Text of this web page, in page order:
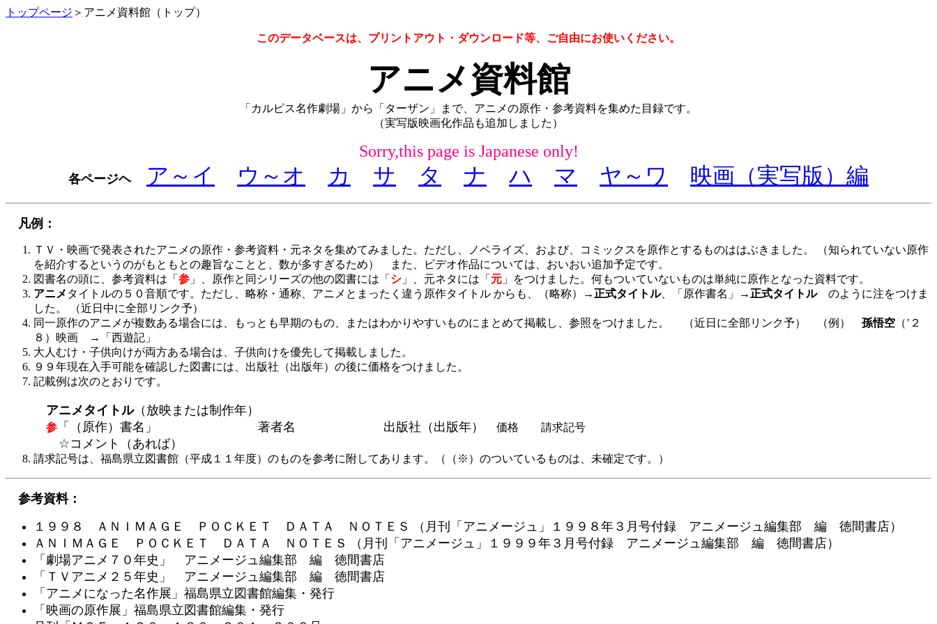
トップページ ＞アニメ資料館（トップ）
このデータベースは、プリントアウト・ダウンロード等、ご自由にお使いください。
アニメ資料館
「カルピス名作劇場」から「ターザン」まで、アニメの原作・参考資料を集めた目録です。
（実写版映画化作品も追加しました）
Sorry,this page is Japanese only!
各ページヘ ア～イ ウ～オ カ サ タ ナ ハ マ ヤ～ワ 映画（実写版）編
凡例：
ＴＶ・映画で発表されたアニメの原作・参考資料・元ネタを集めてみました。ただし、ノベライズ、および、コミックスを原作とするものははぶきました。 （知られていない原作
を紹介するというのがもともとの趣旨なことと、数が多すぎるため） また、ビデオ作品については、おいおい追加予定です。
図書名の頭に、参考資料は「 参 」、原作と同シリーズの他の図書には「 シ 」、元ネタには「 元 」をつけました。何もついていないものは単純に原作となった資料です。
アニメ タイトルの５０音順です。ただし、略称・通称、アニメとまったく違う原作タイトル からも、（略称）→ 正式タイトル、「原作書名」→ 正式タイトルのように注をつけま
した。 （近日中に全部リンク予）
同一原作のアニメが複数ある場合には、もっとも早期のもの、またはわかりやすいものにまとめて掲載し、参照をつけました。 （近日に全部リンク予） （例）
孫悟空 （’２
８）映画 →「西遊記」
大人むけ・子供向けが両方ある場合は、子供向けを優先して掲載しました。
９９年現在入手可能を確認した図書には、出版社（出版年）の後に価格をつけました。
記載例は次のとおりです。
アニメタイトル（放映または制作年）
参 「（原作）書名」 著者名 出版社（出版年） 価格 請求記号
☆コメント（あれば）
請求記号は、福島県立図書館（平成１１年度）のものを参考に附してあります。（（※）のついているものは、未確定です。）
参考資料：
１９９８ ＡＮＩＭＡＧＥ ＰＯＣＫＥＴ ＤＡＴＡ ＮＯＴＥ Ｓ
（月刊「アニメージュ」１９９８年３月号付録 アニメージュ編集部 編 徳間書店）
ＡＮＩＭＡＧＥ ＰＯＣＫＥＴ ＤＡＴＡ ＮＯＴＥ Ｓ
（月刊「アニメージュ」１９９９年３月号付録 アニメージュ編集部 編 徳間書店）
「劇場アニメ７０年史」 アニメージュ編集部 編 徳間書店
「ＴＶアニメ２５年史」 アニメージュ編集部 編 徳間書店
「アニメになった名作展」福島県立図書館編集・発行
「映画の原作展」福島県立図書館編集・発行